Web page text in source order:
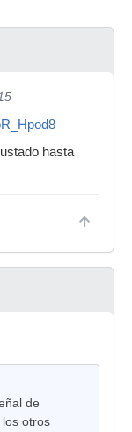
hasta
de
otros